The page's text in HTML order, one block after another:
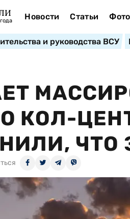
Новости Статьи
и руководства ВСУ
КОЛ-
ЧТО